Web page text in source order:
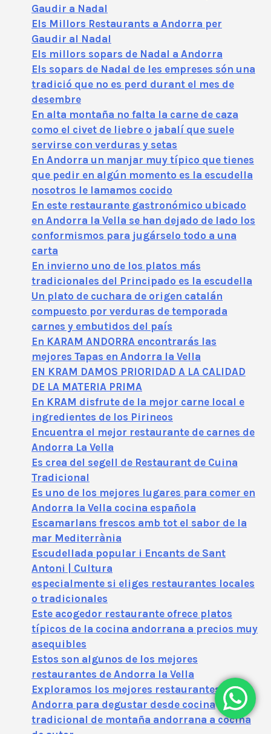
Gaudir a Nadal
Els Millors Restaurants a Andorra per
Gaudir al Nadal
Els millors sopars de Nadal a Andorra
Els sopars de Nadal de les empreses són una
tradició que no es perd durant el mes de
desembre
En alta montaña no falta la carne de caza
como el civet de liebre o jabalí que suele
servirse con verduras y setas
En Andorra un manjar muy típico que tienes
que pedir en algún momento es la escudella
nosotros le lamamos cocido
En este restaurante gastronómico ubicado
en Andorra la Vella se han dejado de lado los
conformismos para jugárselo todo a una
carta
En invierno uno de los platos más
tradicionales del Principado es la escudella
Un plato de cuchara de origen catalán
compuesto por verduras de temporada
carnes y embutidos del país
En KARAM ANDORRA encontrarás las
mejores Tapas en Andorra la Vella
EN KRAM DAMOS PRIORIDAD A LA CALIDAD
DE LA MATERIA PRIMA
En KRAM disfrute de la mejor carne local e
ingredientes de los Pirineos
Encuentra el mejor restaurante de carnes de
Andorra La Vella
Es crea del segell de Restaurant de Cuina
Tradicional
Es uno de los mejores lugares para comer en
Andorra la Vella cocina española
Escamarlans frescos amb tot el sabor de la
mar Mediterrània
Escudellada popular i Encants de Sant
Antoni | Cultura
especialmente si eliges restaurantes locales
o tradicionales
Este acogedor restaurante ofrece platos
típicos de la cocina andorrana a precios muy
asequibles
Estos son algunos de los mejores
restaurantes de Andorra la Vella
Exploramos los mejores restaurantes de
Andorra para degustar desde cocina
tradicional de montaña andorrana a cocina